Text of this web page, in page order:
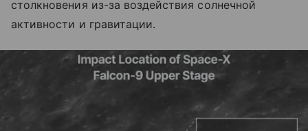
столкновения из-за воздействия солнечной
активности и гравитации.